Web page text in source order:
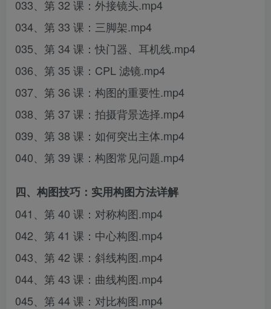
033、第 32 课：外接镜头.mp4
034、第 33 课：三脚架.mp4
035、第 34 课：快门器、耳机线.mp4
036、第 35 课：CPL 滤镜.mp4
037、第 36 课：构图的重要性.mp4
038、第 37 课：拍摄背景选择.mp4
039、第 38 课：如何突出主体.mp4
040、第 39 课：构图常见问题.mp4
四、构图技巧：实用构图方法详解
041、第 40 课：对称构图.mp4
042、第 41 课：中心构图.mp4
043、第 42 课：斜线构图.mp4
044、第 43 课：曲线构图.mp4
045、第 44 课：对比构图.mp4